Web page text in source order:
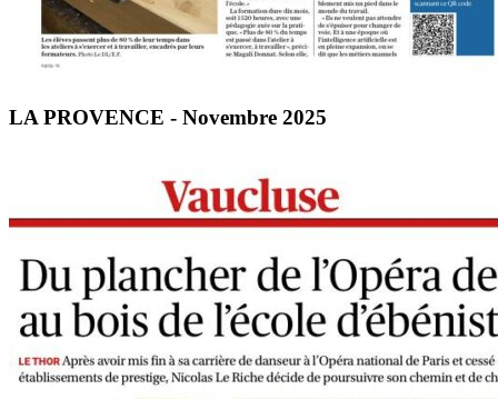
LA PROVENCE - Novembre 2025